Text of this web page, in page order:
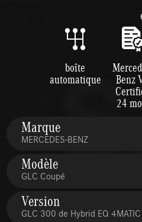
boîte
automatique Benz
24
Marque
MERCEDES-BENZ
Modèle
GLC Coupé
Version
GLC 300 de Hybrid EQ